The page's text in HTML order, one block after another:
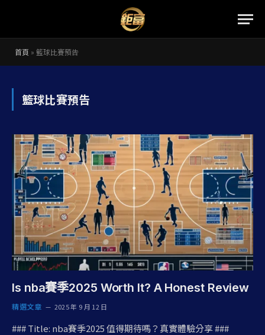
首頁 » 籃球比賽預告
籃球比賽預告
Is nba賽季2025 Worth It? A Honest Review
精選文章 2025 年 9 月 12 日
### Title: nba賽季2025 值得期待嗎？真實體驗分享 ###